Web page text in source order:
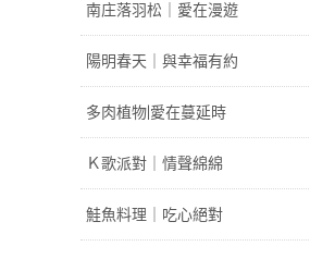
南庄落羽松｜愛在漫遊
陽明春天｜與幸福有約
多肉植物|愛在蔓延時
Ｋ歌派對｜情聲綿綿
鮭魚料理｜吃心絕對